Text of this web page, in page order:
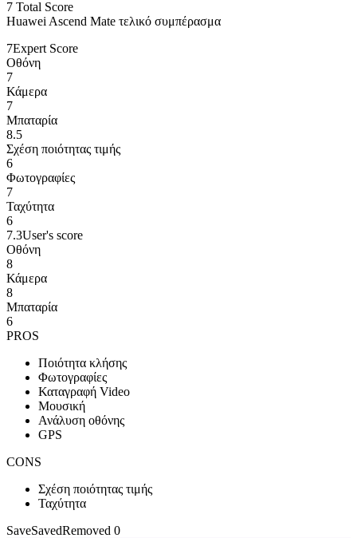
7 Total Score
Huawei Ascend Mate τελικό συμπέρασμα
7Expert Score
Οθόνη
7
Κάμερα
7
Μπαταρία
8.5
Σχέση ποιότητας τιμής
6
Φωτογραφίες
7
Ταχύτητα
6
7.3User's score
Οθόνη
8
Κάμερα
8
Μπαταρία
6
PROS
Ποιότητα κλήσης
Φωτογραφίες
Καταγραφή Video
Μουσική
Ανάλυση οθόνης
GPS
CONS
Σχέση ποιότητας τιμής
Ταχύτητα
SaveSavedRemoved 0